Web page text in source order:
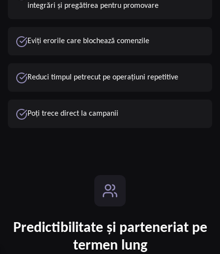
integrări și pregătirea pentru promovare
Eviți erorile care blochează comenzile
Reduci timpul petrecut pe operațiuni repetitive
Poți trece direct la campanii
Predictibilitate și parteneriat pe
termen lung